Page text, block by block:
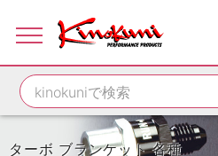
ターボ ブランケット 各種